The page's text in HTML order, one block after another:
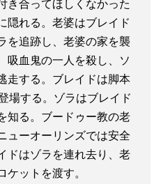
き合ってほしくなかった
隠れる。老婆はブレイド
を追跡し、老婆の家を襲
吸血鬼の一人を殺し、ソ
走する。ブレイドは脚本
場する。ゾラはブレイド
知る。ブードゥー教の老
ューオーリンズでは安全
ドはゾラを連れ去り、老
ケットを渡す。